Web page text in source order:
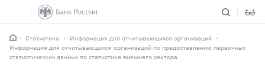
Статистика
Информация для отчитывающихся организаций
Информация для отчитывающихся организаций по предоставлению первичных
статистических данных по статистике внешнего сектора